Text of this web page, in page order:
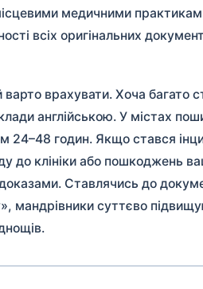
медичними
всіх оригінальних
врахувати. Хоча багато
англійською. У містах
24–48 годин. Якщо стався
до клініки або пошкоджень
Ставлячись до
мандрівники суттєво